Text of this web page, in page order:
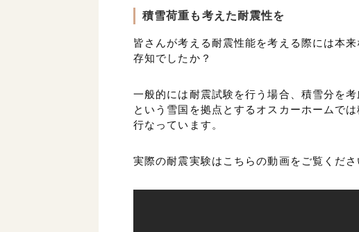
積雪荷重も考えた耐震性を
皆さんが考える耐震性能を考える際には本
存知でしたか？
一般的には耐震試験を行う場合、積雪分を
という雪国を拠点とするオスカーホームで
行なっています。
実際の耐震実験はこちらの動画をご覧くださ